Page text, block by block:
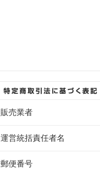
販売業者
運営統括責任者名
郵便番号